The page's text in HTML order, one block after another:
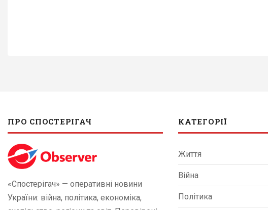
ПРО СПОСТЕРІГАЧ
«Спостерігач» — оперативні новини
України: війна, політика, економіка,
КАТЕГОРІЇ
Життя
Війна
Політика